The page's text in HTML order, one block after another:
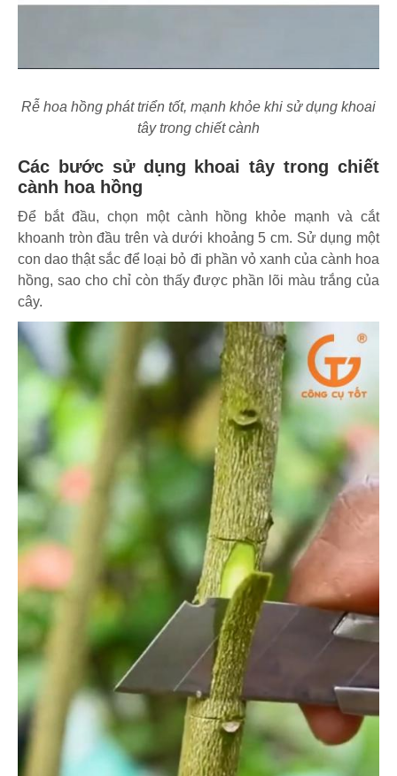
Rễ hoa hồng phát triển tốt, mạnh khỏe khi sử dụng khoai
tây trong chiết cành
Các bước sử dụng khoai tây trong chiết
cành hoa hồng
Để bắt đầu, chọn một cành hồng khỏe mạnh và cắt
khoanh tròn đầu trên và dưới khoảng 5 cm. Sử dụng một
con dao thật sắc để loại bỏ đi phần vỏ xanh của cành hoa
hồng, sao cho chỉ còn thấy được phần lõi màu trắng của
cây.